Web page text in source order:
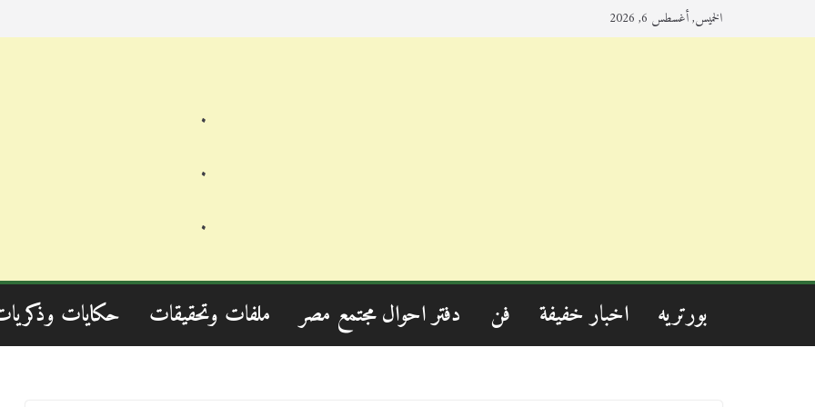
الخميس, أغسطس 6, 2026
.
.
.
بورتريه اخبار خفيفة فن دفتر احوال مجتمع مصر ملفات وتحقيقات حكايات